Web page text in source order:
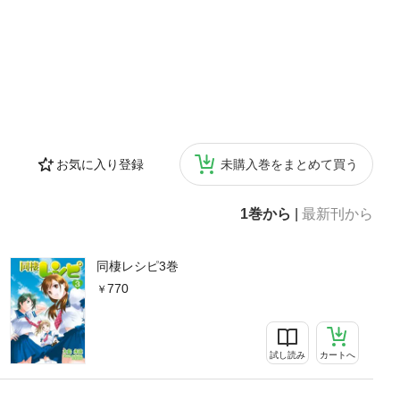
お気に入り登録 未購入巻をまとめて買う
1巻から 最新刊から
同棲レシピ3巻
770
試し読み カートへ